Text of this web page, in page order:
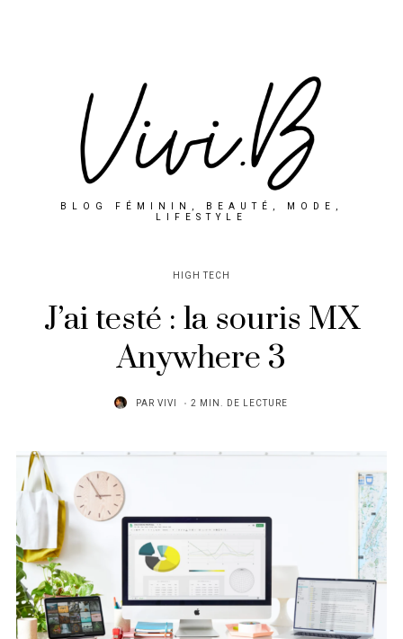
BLOG FÉMININ, BEAUTÉ, MODE,
LIFESTYLE
HIGH TECH
J’ai testé : la souris MX
Anywhere 3
PAR VIVI 2 MIN. DE LECTURE